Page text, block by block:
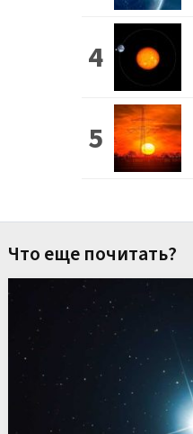
Что еще почитать?